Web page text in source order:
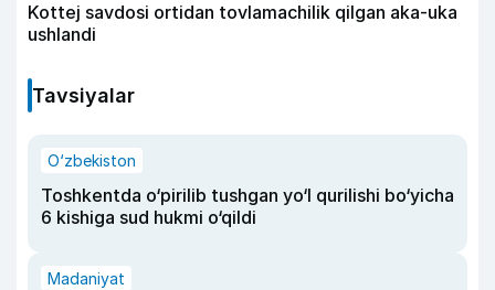
Kottej savdosi ortidan tovlamachilik qilgan aka-uka
ushlandi
Tavsiyalar
O‘zbekiston
Toshkentda o‘pirilib tushgan yo‘l qurilishi bo‘yicha
6 kishiga sud hukmi o‘qildi
Madaniyat